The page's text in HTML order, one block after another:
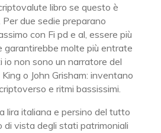
libro se questo è
due sedie preparano
con Fi pd e al, essere più
garantirebbe molte più entrate
non sono un narratore del
o John Grisham: inventano
e ritmi bassissimi.
lira italiana e persino del tutto
di vista degli stati patrimoniali